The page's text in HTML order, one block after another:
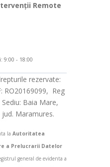
Remote
- 18:00
rezervate:
RO20169099, Reg
Baia Mare,
Maramures.
la Autoritatea
a Prelucrarii Datelor
general de evidenta a